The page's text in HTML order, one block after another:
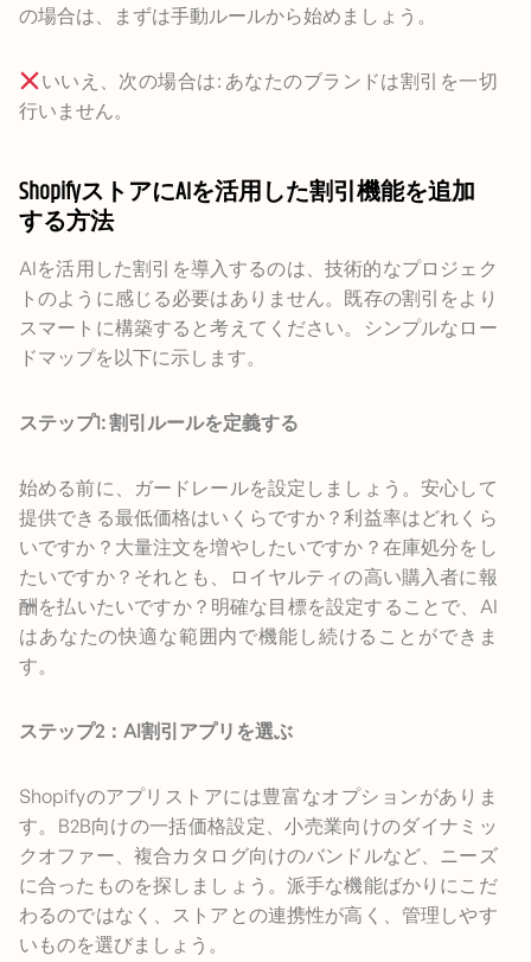
の場合は、まずは手動ルールから始めましょう。
いいえ、次の場合は: あなたのブランドは割引を一切
行いません。
ShopifyストアにAIを活用した割引機能を追加
する方法
AIを活用した割引を導入するのは、技術的なプロジェク
トのように感じる必要はありません。既存の割引をより
スマートに構築すると考えてください。シンプルなロー
ドマップを以下に示します。
ステップ1: 割引ルールを定義する
始める前に、ガードレールを設定しましょう。安心して
提供できる最低価格はいくらですか？利益率はどれくら
いですか？大量注文を増やしたいですか？在庫処分をし
たいですか？それとも、ロイヤルティの高い購入者に報
酬を払いたいですか？明確な目標を設定することで、AI
はあなたの快適な範囲内で機能し続けることができま
す。
ステップ2：AI割引アプリを選ぶ
Shopifyのアプリストアには豊富なオプションがありま
す。B2B向けの一括価格設定、小売業向けのダイナミッ
クオファー、複合カタログ向けのバンドルなど、ニーズ
に合ったものを探しましょう。派手な機能ばかりにこだ
わるのではなく、ストアとの連携性が高く、管理しやす
いものを選びましょう。